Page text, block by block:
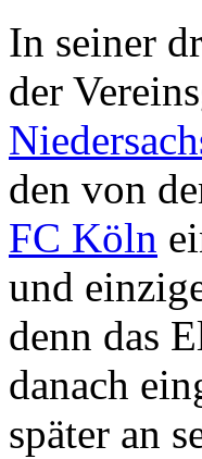
In seiner
der
den von
FC Köln
und
denn das
danach
später an